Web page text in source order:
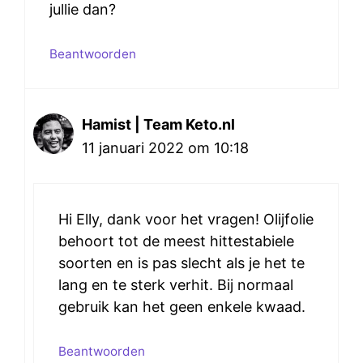
jullie dan?
Beantwoorden
Hamist | Team Keto.nl
11 januari 2022 om 10:18
Hi Elly, dank voor het vragen! Olijfolie
behoort tot de meest hittestabiele
soorten en is pas slecht als je het te
lang en te sterk verhit. Bij normaal
gebruik kan het geen enkele kwaad.
Beantwoorden